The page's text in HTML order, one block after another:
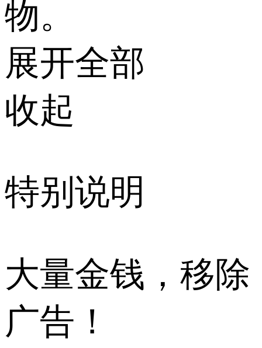
物。
展开全部
收起
特别说明
大量金钱，移除
广告！